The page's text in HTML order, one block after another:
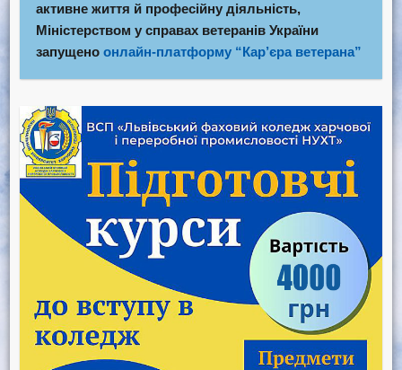
активне життя й професійну діяльність,
Міністерством у справах ветеранів України
запущено онлайн-платформу “Кар’єра ветерана”